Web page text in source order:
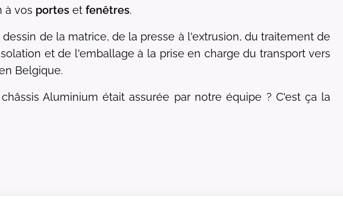
à vos portes et fenêtres.
de la matrice, de la presse à l'extrusion, du traitement de
et de l'emballage à la prise en charge du transport vers
Belgique.
Aluminium était assurée par notre équipe ? C'est ça la